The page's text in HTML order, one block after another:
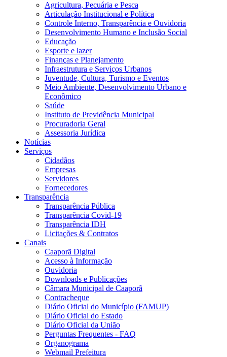
Agricultura, Pecuária e Pesca
Articulação Institucional e Política
Controle Interno, Transparência e Ouvidoria
Desenvolvimento Humano e Inclusão Social
Educação
Esporte e lazer
Finanças e Planejamento
Infraestrutura e Serviços Urbanos
Juventude, Cultura, Turismo e Eventos
Meio Ambiente, Desenvolvimento Urbano e
Econômico
Saúde
Instituto de Previdência Municipal
Procuradoria Geral
Assessoria Jurídica
Notícias
Serviços
Cidadãos
Empresas
Servidores
Fornecedores
Transparência
Transparência Pública
Transparência Covid-19
Transparência IDH
Licitações & Contratos
Canais
Caaporã Digital
Acesso à Informação
Ouvidoria
Downloads e Publicações
Câmara Municipal de Caaporã
Contracheque
Diário Oficial do Município (FAMUP)
Diário Oficial do Estado
Diário Oficial da União
Perguntas Frequentes - FAQ
Organograma
Webmail Prefeitura